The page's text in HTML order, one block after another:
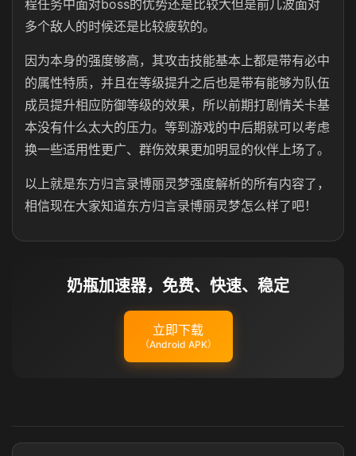
程任务中面对boss的优势还是比较大但是前几波面对
多个敌人的时候还是比较疲软的。
因为本身的强度够高，其攻击技能基本上都是带有必中
的属性特质，并且在等级提升之后也是带有能够为队伍
成员提升相应防御等级的效果，所以前期打剧情关卡基
本没有什么太大的压力。等到游戏的中后期就可以考虑
换一些适用性更广、群伤效果更加明显的伙伴上场了。
以上就是东方归言录博丽灵梦强度解析的所有内容了，
相信现在大家知道东方归言录博丽灵梦怎么样了吧！
奶瓶加速器，免费、快速、稳定
立即下载
（Android APK）